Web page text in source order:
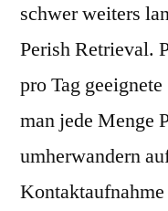
schwer weiters
Perish Retrieval.
pro Tag
man jede Menge
umherwandern